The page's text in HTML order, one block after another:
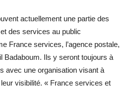
actuellement une partie des
des services au public
France services, l’agence postale,
Badaboum. Ils y seront toujours à
avec une organisation visant à
visibilité. « France services et